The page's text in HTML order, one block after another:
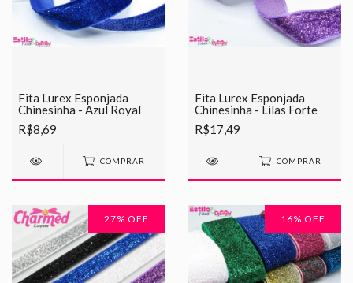
Fita Lurex Esponjada
Chinesinha - Azul Royal
R$8,69
COMPRAR
Fita Lurex Esponjada
Chinesinha - Lilas Forte
R$17,49
COMPRAR
27% OFF 16% OFF